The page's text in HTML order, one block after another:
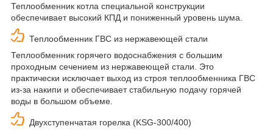
Теплообменник котла специальной конструкции
обеспечивает высокий КПД и пониженный уровень шума.
Теплообменник ГВС из нержавеющей стали
Теплообменник горячего водоснабжения с большим
проходным сечением из нержавеющей стали. Это
практически исключает выход из строя теплообменника ГВС
из-за накипи и обеспечивает стабильную подачу горячей
воды в большом объеме.
Двухступенчатая горелка (KSG-300/400)